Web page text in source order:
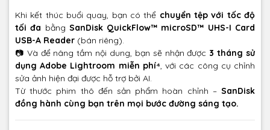
Khi kết thúc buổi quay, bạn có thể chuyển tệp với tốc độ
tối đa bằng SanDisk QuickFlow™ microSD™ UHS-I Card
USB-A Reader (bán riêng).
📷 Và để nâng tầm nội dung, bạn sẽ nhận được 3 tháng sử
dụng Adobe Lightroom miễn phí⁴, với các công cụ chỉnh
sửa ảnh hiện đại được hỗ trợ bởi AI.
Từ thước phim thô đến sản phẩm hoàn chỉnh – SanDisk
đồng hành cùng bạn trên mọi bước đường sáng tạo.